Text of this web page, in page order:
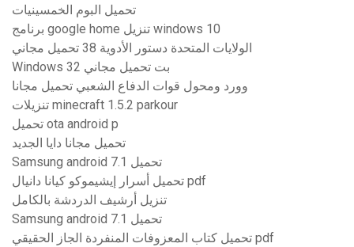
تحميل البوم الخمسينيات
برنامج google home تنزيل windows 10
الولايات المتحدة دستور الأدوية 38 تحميل مجاني
Windows 32 بت تحميل مجاني
وورد ومحول قوات الدفاع الشعبي تحميل مجانا
تنزيلات minecraft 1.5.2 parkour
تحميل ota android p
تحميل مجانا دايا الجديد
Samsung android 7.1 تحميل
تحميل أسرار إيشيموكو كيانا دانيال pdf
تنزيل أرشيف الدردشة بالكامل
Samsung android 7.1 تحميل
تحميل كتاب المعزوفات المنفردة الجاز الحقيقي pdf